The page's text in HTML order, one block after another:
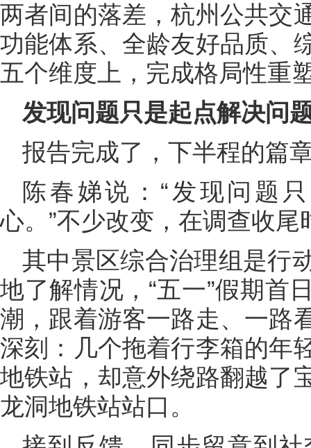
两者间的落差，杭州公共交
功能体系、全龄友好品质、
五个维度上，完成格局性重
发现问题只是起点解决问
报告完成了，下半程的篇
陈春娣说：“发现问题
心。”不少改变，在调查收
其中景区综合治理组是行
地了解情况，“五一”假期首
潮，跟着游客一路走、一路
深刻：几个拖着行李箱的年
地铁站，却意外绕路翻越了
龙洞地铁站站口。